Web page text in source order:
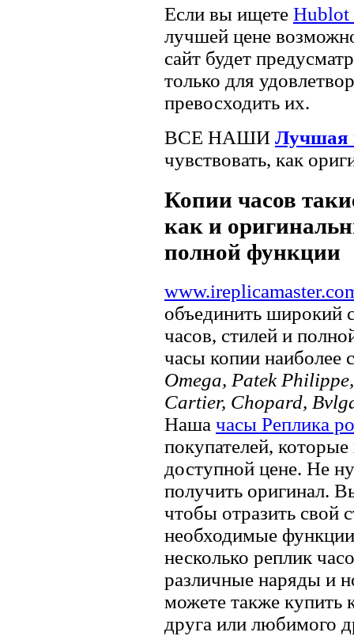
Если вы ищете Hublot
лучшей цене
сайт будет
только для
превосходить их.
ВСЕ НАШИ Лучшая
чувствовать, как
Копии часов
как и
полной функции
объединить широкий
часов, стилей и
часы копии наиболее
Omega, Patek
Cartier, Chopard,
Наша часы Реплика
покупателей,
доступной цене. Не
получить оригинал.
чтобы отразить свой
необходимые
несколько реплик
различные наряды и
можете также купить
друга или любимого